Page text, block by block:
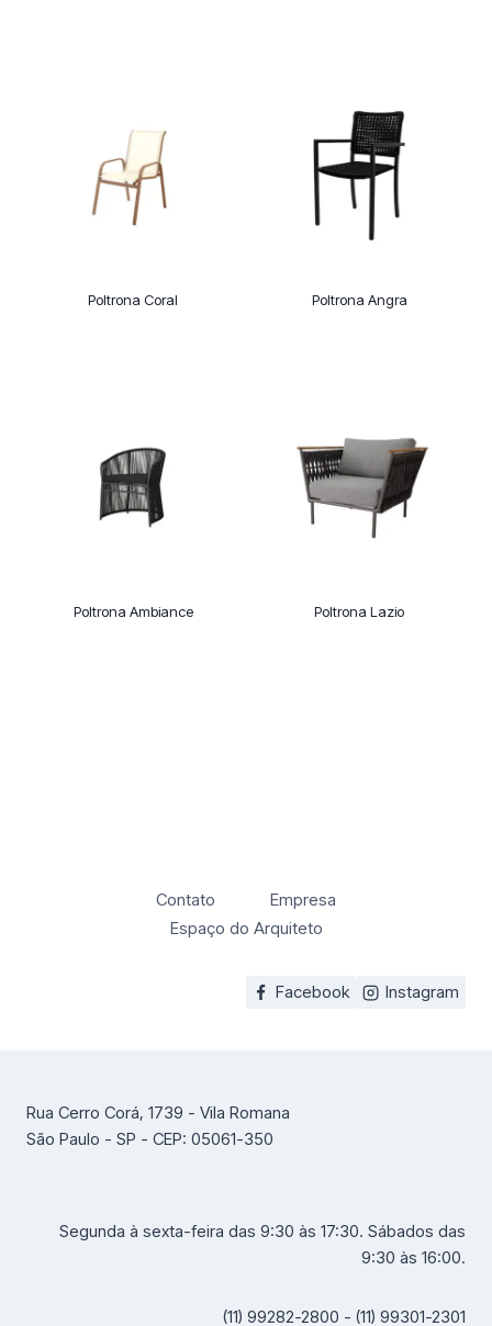
Poltrona Coral Poltrona Angra
Poltrona Ambiance Poltrona Lazio
Contato
Empresa
Espaço do Arquiteto
Facebook Instagram
Rua Cerro Corá, 1739 - Vila Romana
São Paulo - SP - CEP: 05061-350
Segunda à sexta-feira das 9:30 às 17:30. Sábados das
9:30 às 16:00.
(11) 99282-2800 - (11) 99301-2301